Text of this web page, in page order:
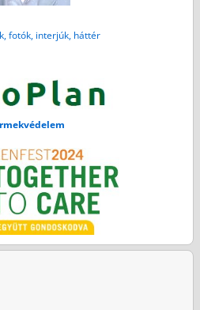
fotók, interjúk, háttér